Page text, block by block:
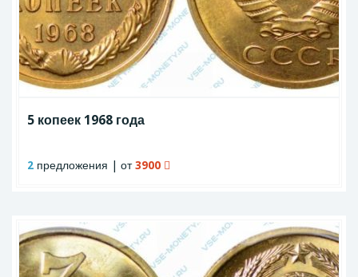
5 копеек 1968 года
2 предложения | от3900